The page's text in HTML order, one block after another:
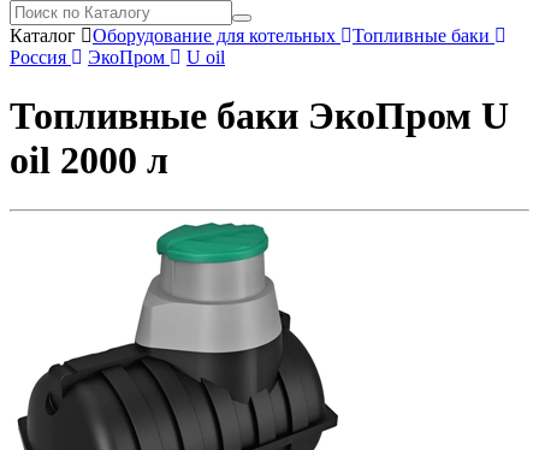
Каталог Оборудование для котельных
Топливные баки
Россия
ЭкоПром U oil
Топливные баки ЭкоПром U
oil 2000 л